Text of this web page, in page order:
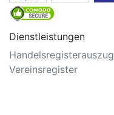
Dienstleistungen
Handelsregisterauszug
Vereinsregister